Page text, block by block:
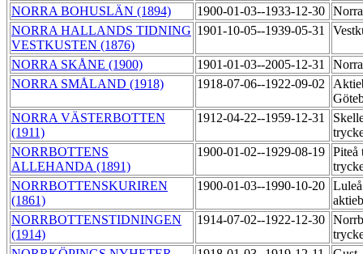
NORRA BOHUSLÄN (1894)
1900-01-03--1933-12-30
NORRA HALLANDS TIDNING
VESTKUSTEN (1876)
1901-10-05--1939-05-31
NORRA SKÅNE (1900) 1901-01-03--2005-12-31
NORRA SMÅLAND (1918)
1918-07-06--1922-09-02
NORRA VÄSTERBOTTEN
(1911)
1912-04-22--1959-12-31
NORRBOTTENS
ALLEHANDA (1891)
1900-01-02--1929-08-19 Piteå
NORRBOTTENSKURIREN
(1861)
1900-01-03--1990-10-20
NORRBOTTENSTIDNINGEN
(1914)
1914-07-02--1922-12-30